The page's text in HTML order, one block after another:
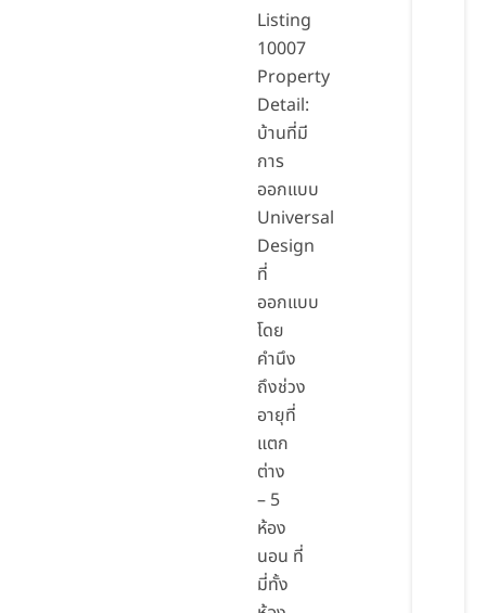
Listing
10007
Property
Detail:
บ้านที่มี
การ
ออกแบบ
Universal
Design
ที่
ออกแบบ
โดย
คำนึง
ถึงช่วง
อายุที่
แตก
ต่าง
– 5
ห้อง
นอน ที่
มี่ทั้ง